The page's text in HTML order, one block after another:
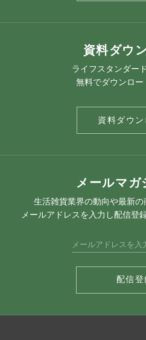
資料ダウ
ライフスタンダー
無料でダウンロー
資料ダウン
メールマガ
生活雑貨業界の動向や最新の
メールアドレスを入力し配信登